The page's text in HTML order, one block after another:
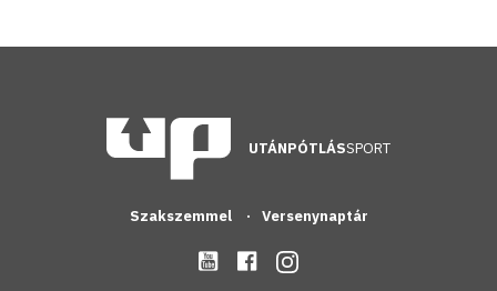
UTÁNPÓTLÁSSPORT
Szakszemmel Versenynaptár